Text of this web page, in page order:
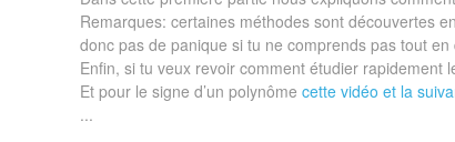
Remarques: certaines méthodes sont découvertes
donc pas de panique si tu ne comprends pas tout
Enfin, si tu veux revoir comment étudier rapidement
Et pour le signe d’un polynôme cette vidéo et la
...